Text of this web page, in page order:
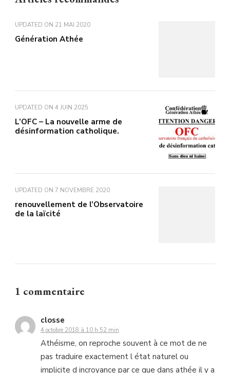
UPDATED ON 21 MAI 2020
Génération Athée
UPDATED ON 4 JUIN 2025
L’OFC – La nouvelle arme de
désinformation catholique.
UPDATED ON 7 NOVEMBRE 2020
renouvellement de l’Observatoire
de la laïcité
1 commentaire
closse
4 octobre 2018 à 10 h 52 min
Athéisme, on reproche souvent à ce mot de ne
pas traduire exactement l état naturel ou
implicite d incroyance par ce que dans athée il y a